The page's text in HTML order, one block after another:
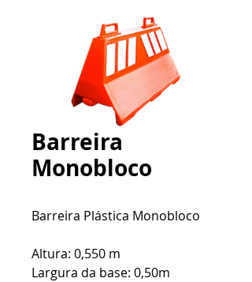
Barreira
Monobloco
Barreira Plástica Monobloco
Altura: 0,550 m
Largura da base: 0,50m